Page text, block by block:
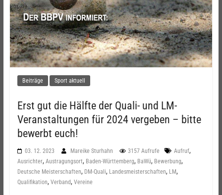
Beiträge Sport aktuell
Erst gut die Hälfte der Quali- und LM-
Veranstaltungen für 2024 vergeben – bitte
bewerbt euch!
03. 12. 2023 Mareike Sturhahn 3157 Aufrufe Aufruf,
Ausrichter, Austragungsort, Baden-Württemberg, BaWü, Bewerbung,
Deutsche Meisterschaften, DM-Quali, Landesmeisterschaften, LM,
Qualifikation, Verband, Vereine